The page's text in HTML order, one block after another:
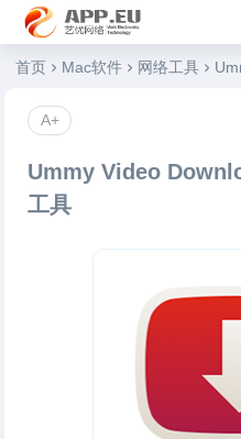
艺优软件乐园
首页 Mac软件 网络工具
Ummy Video
工具
A+